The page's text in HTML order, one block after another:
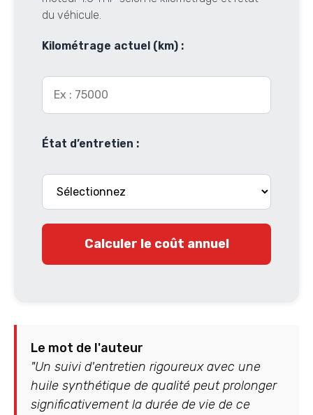
du véhicule.
Kilométrage actuel (km) :
État d’entretien :
Calculer le coût annuel
Le mot de l'auteur
"Un suivi d'entretien rigoureux avec une
huile synthétique de qualité peut prolonger
significativement la durée de vie de ce